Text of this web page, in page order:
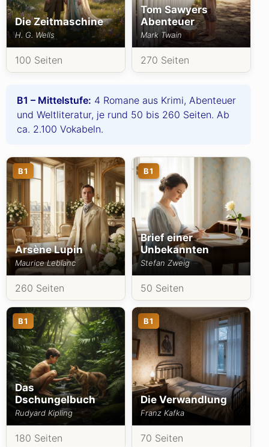
Die Zeitmaschine
H. G. Wells
100 Seiten
Tom Sawyers
Abenteuer
Mark Twain
270 Seiten
B1 – Mittelstufe: 4 Romane aus Krimi, Abenteuer
und Weltliteratur, je rund 50 bis 260 Seiten. Ab
ca. 2.100 Vokabeln.
B1
Arsène Lupin
Maurice Leblanc
260 Seiten
B1
Brief einer
Unbekannten
Stefan Zweig
50 Seiten
B1
Das
Dschungelbuch
Rudyard Kipling
180 Seiten
B1
Die Verwandlung
Franz Kafka
70 Seiten